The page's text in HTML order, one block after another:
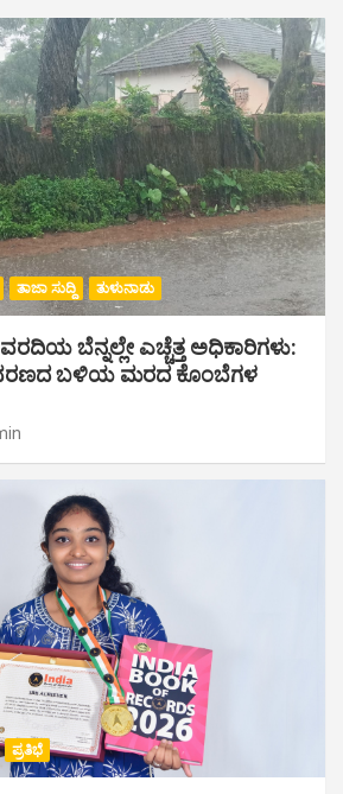
ತಾಜಾ ಸುದ್ದಿ ತುಳುನಾಡು
ವರದಿಯ ಬೆನ್ನಲ್ಲೇ ಎಚ್ಚೆತ್ತ ಅಧಿಕಾರಿಗಳು:
ಬಳಿಯ ಮರದ ಕೊಂಬೆಗಳ
ಪ್ರತಿಭೆ